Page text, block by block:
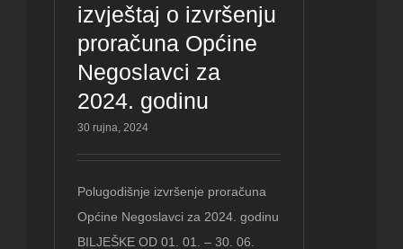
izvještaj o izvršenju
proračuna Općine
Negoslavci za
2024. godinu
30 rujna, 2024
Polugodišnje izvršenje proračuna
Općine Negoslavci za 2024. godinu
BILJEŠKE OD 01. 01. – 30. 06.